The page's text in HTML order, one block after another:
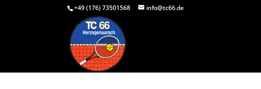
+49 (176) 73501568 info@tc66.de